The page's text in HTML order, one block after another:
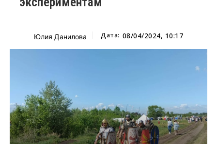
Юлия Данилова Дата: 08/04/2024, 10:17